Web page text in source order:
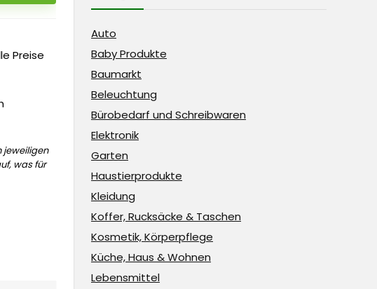
Preise
jeweiligen
was für
Auto
Baby Produkte
Baumarkt
Beleuchtung
Bürobedarf und Schreibwaren
Elektronik
Garten
Haustierprodukte
Kleidung
Koffer, Rucksäcke & Taschen
Kosmetik, Körperpflege
Küche, Haus & Wohnen
Lebensmittel